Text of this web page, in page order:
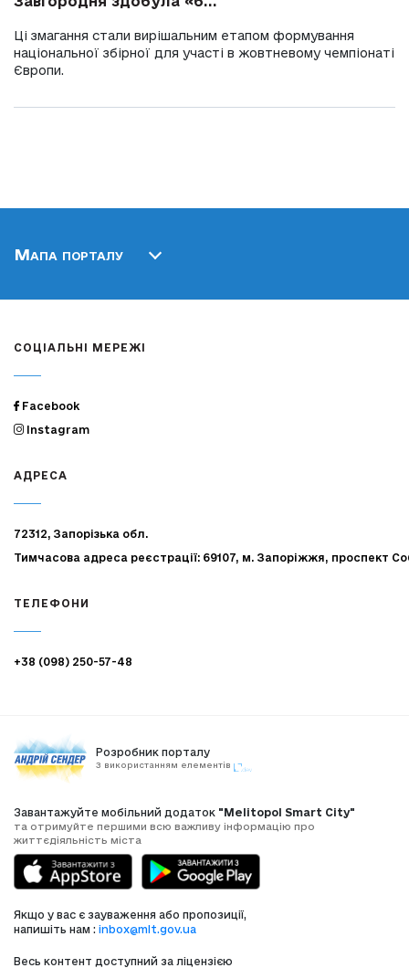
Ці змагання стали вирішальним етапом формування
національної збірної для участі в жовтневому чемпіонаті
Європи.
Мапа порталу
СОЦІАЛЬНІ МЕРЕЖІ
Facebook
Instagram
АДРЕСА
72312, Запорізька обл.
Тимчасова адреса реєстрації: 69107, м. Запоріжжя, проспект
ТЕЛЕФОНИ
+38 (098) 250-57-48
Розробник порталу
З використанням елементів
Завантажуйте мобільний додаток "Melitopol Smart City"
та отримуйте першими всю важливу інформацію про
життєдіяльність міста
Якщо у вас є зауваження або пропозиції,
напишіть нам : inbox@mlt.gov.ua
Весь контент доступний за ліцензією